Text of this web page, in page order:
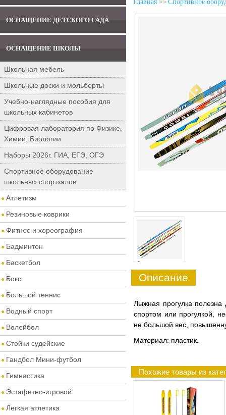
ОСНАЩЕНИЕ ДЕТСКОГО САДА
ОСНАЩЕНИЕ ШКОЛЫ
Школьная мебель
Школьные доски и мольберты
Учебно-наглядные пособия для
школьных кабинетов
Цифровая лаборатория по Физике,
Химии, Биологии
Наборы 2026г. ГИА, ЕГЭ, ОГЭ
Спортивное оборудование
школьных спортзалов
Атлетизм
Резиновые коврики
Фитнес и хореография
Бадминтон
Баскетбол
Бокс
Большой теннис
Водный спорт
Волейбол
Стойки судейские
Гандбол Мини-футбол
Гимнастика
Эстафетно-игровой
Легкая атлетика
Главная Спортивное
0
Описание
Лыжная прогулка
спортом или прогулкой,
не большой вес,
Материал: пластик.
Похожие товары из